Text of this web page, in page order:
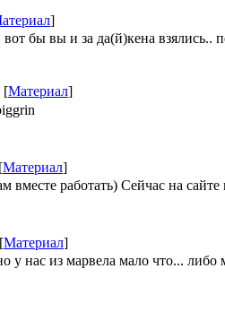
]
бы вы и за да(й)кена взялись..
[Материал]
[Материал]
вместе работать) Сейчас на
[Материал]
у нас из марвела мало что...